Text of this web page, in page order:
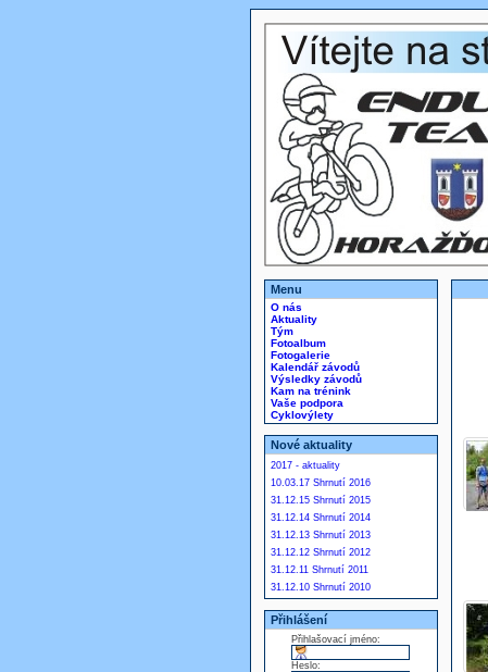
Menu
O nás
Aktuality
Tým
Fotoalbum
Fotogalerie
Kalendář závodů
Výsledky závodů
Kam na trénink
Vaše podpora
Cyklovýlety
Nové aktuality
2017 - aktuality
10.03.17 Shrnutí 2016
31.12.15 Shrnutí 2015
31.12.14 Shrnutí 2014
31.12.13 Shrnutí 2013
31.12.12 Shrnutí 2012
31.12.11 Shrnutí 2011
31.12.10 Shrnutí 2010
Přihlášení
Přihlašovací jméno:
Heslo: